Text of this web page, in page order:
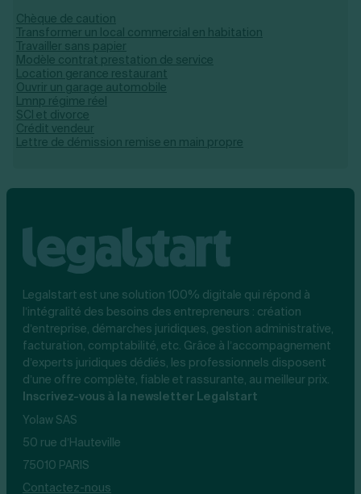
Chèque de caution
Transformer un local commercial en habitation
Travailler sans papier
Modèle contrat prestation de service
Location gerance restaurant
Ouvrir un garage automobile
Lmnp régime réel
SCI et divorce
Crédit vendeur
Lettre de démission remise en main propre
Legalstart est une solution 100% digitale qui répond à
l’intégralité des besoins des entrepreneurs : création
d’entreprise, démarches juridiques, gestion administrative,
facturation, comptabilité, etc. Grâce à l’accompagnement
d’experts juridiques dédiés, les professionnels disposent
d’une offre complète, fiable et rassurante, au meilleur prix.
Inscrivez-vous à la newsletter Legalstart
Yolaw SAS
50 rue d’Hauteville
75010 PARIS
Contactez-nous